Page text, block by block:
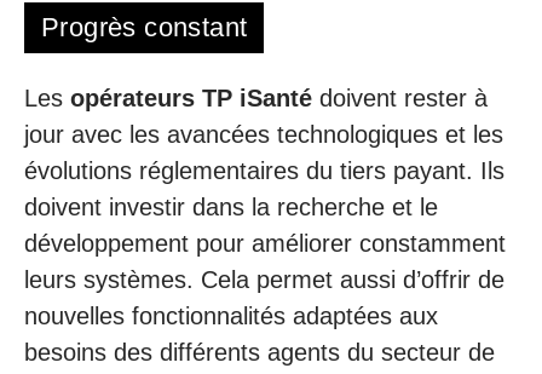
Progrès constant
Les opérateurs TP iSanté doivent rester à
jour avec les avancées technologiques et les
évolutions réglementaires du tiers payant. Ils
doivent investir dans la recherche et le
développement pour améliorer constamment
leurs systèmes. Cela permet aussi d’offrir de
nouvelles fonctionnalités adaptées aux
besoins des différents agents du secteur de